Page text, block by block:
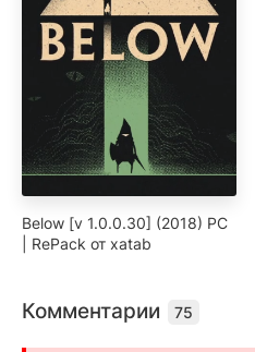
Below [v 1.0.0.30] (2018) PC
| RePack от xatab
Комментарии 75